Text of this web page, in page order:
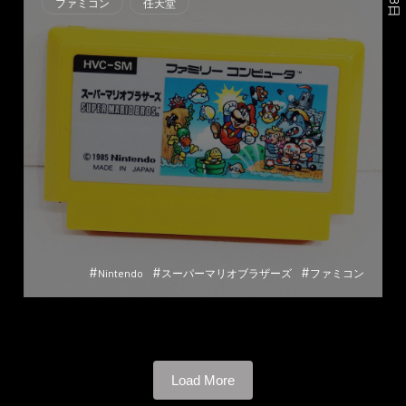
ファミコン 任天堂
#Nintendo # スーパーマリオブラザーズ #ファミコン
Load More